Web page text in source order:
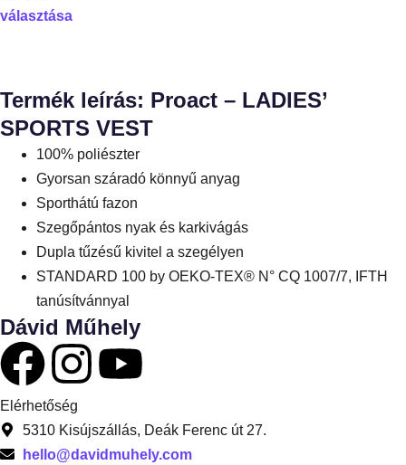
választása
Termék leírás: Proact – LADIES’
SPORTS VEST
100% poliészter
Gyorsan száradó könnyű anyag
Sporthátú fazon
Szegőpántos nyak és karkivágás
Dupla tűzésű kivitel a szegélyen
STANDARD 100 by OEKO-TEX® N° CQ 1007/7, IFTH
tanúsítvánnyal
Dávid Műhely
Elérhetőség
5310 Kisújszállás, Deák Ferenc út 27.
hello@davidmuhely.com